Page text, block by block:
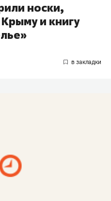
носки,
и книгу